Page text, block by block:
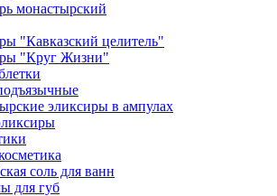
монастырский
"Кавказский целитель"
"Круг Жизни"
эликсиры в ампулах
соль для ванн
для губ